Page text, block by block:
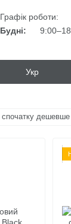
Графік роботи:
Будні:
Укр
спочатку дешевше